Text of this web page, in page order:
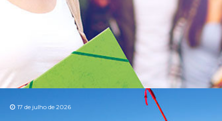
17 de julho de 2026